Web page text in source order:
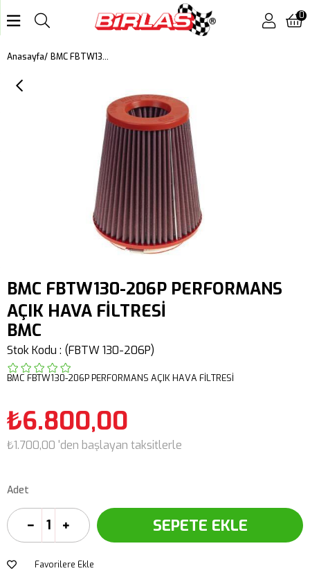
0
Anasayfa BMC FBTW130-206P PERFORMANS AÇIK HAVA FİLTRESİ
BMC FBTW130-206P PERFORMANS
AÇIK HAVA FİLTRESİ
BMC
Stok Kodu (FBTW 130-206P)
BMC FBTW130-206P PERFORMANS AÇIK HAVA FİLTRESİ
₺6.800,00
₺1.700,00 'den başlayan taksitlerle
Adet
Favorilere Ekle